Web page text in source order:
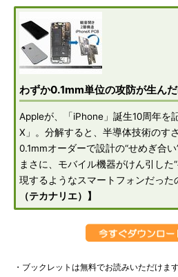
わずか0.1mm単位の攻防が生ん
Appleが、「iPhone」誕生10周年を
X」。分解すると、半導体技術のす
0.1mmオーダーで設計の“せめぎ合い
まさに、モバイル機器がけん引した
現するようなスマートフォンだっ
（テカナリエ）】
・ブックレットは無料でお読みいただけま